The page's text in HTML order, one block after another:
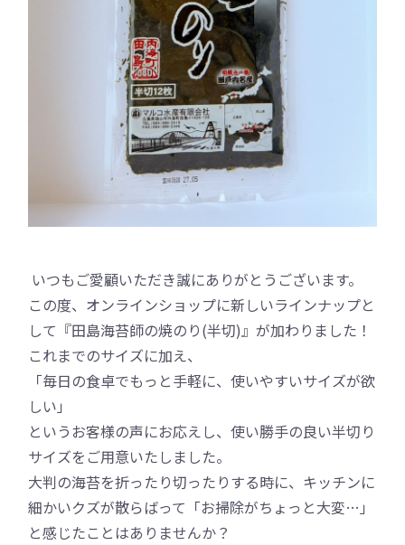
いつもご愛顧いただき誠にありがとうございます。
この度、オンラインショップに新しいラインナップと
して『田島海苔師の焼のり(半切)』が加わりました！
これまでのサイズに加え、
「毎日の食卓でもっと手軽に、使いやすいサイズが欲
しい」
というお客様の声にお応えし、使い勝手の良い半切り
サイズをご用意いたしました。
大判の海苔を折ったり切ったりする時に、キッチンに
細かいクズが散らばって「お掃除がちょっと大変…」
と感じたことはありませんか？